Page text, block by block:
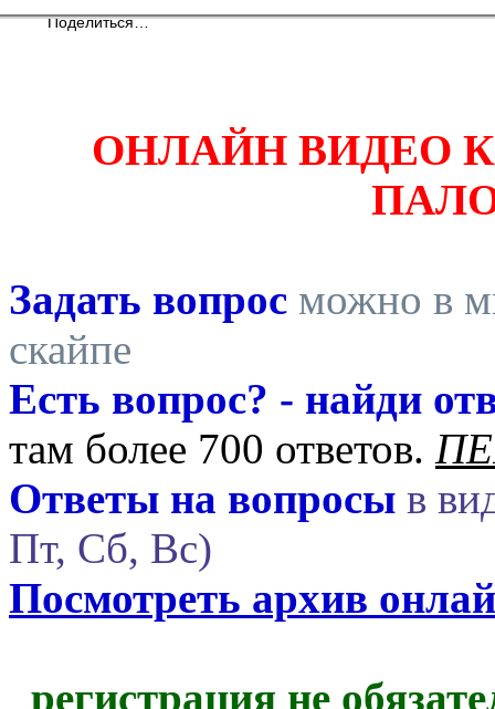
Поделиться…
ОНЛАЙН ВИДЕО
Задать вопрос можно в
скайпе
Есть вопрос? - найди
там более 700 ответов.
Ответы на вопросы в
Пт, Сб, Вс)
Посмотреть архив
регистрация не